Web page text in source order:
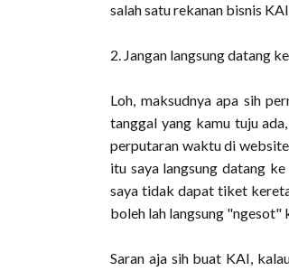
salah satu rekanan bisnis
2. Jangan langsung datang
Loh, maksudnya apa sih
tanggal yang kamu tuju
perputaran waktu di
itu saya langsung datang
saya tidak dapat tiket
boleh lah langsung "ngesot"
Saran aja sih buat KAI,